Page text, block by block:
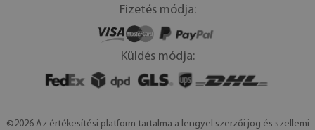
Fizetés módja:
Küldés módja:
©2026 Az értékesítési platform tartalma a lengyel szerzői jog és szellemi